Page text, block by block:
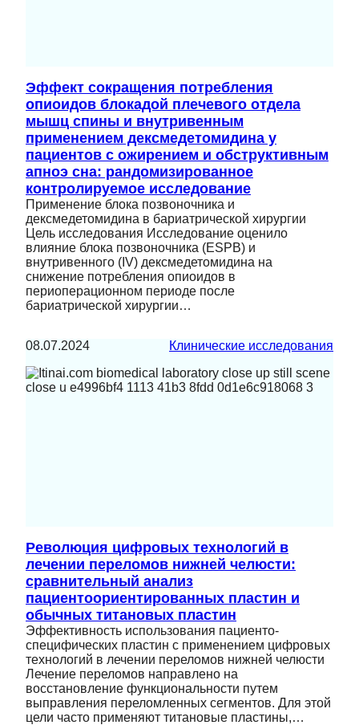
Эффект сокращения потребления
опиоидов блокадой плечевого отдела
мышц спины и внутривенным
применением дексмедетомидина у
пациентов с ожирением и обструктивным
апноэ сна: рандомизированное
контролируемое исследование
Применение блока позвоночника и
дексмедетомидина в бариатрической хирургии
Цель исследования Исследование оценило
влияние блока позвоночника (ESPB) и
внутривенного (IV) дексмедетомидина на
снижение потребления опиоидов в
периоперационном периоде после
бариатрической хирургии…
08.07.2024 Клинические исследования
Революция цифровых технологий в
лечении переломов нижней челюсти:
сравнительный анализ
пациентоориентированных пластин и
обычных титановых пластин
Эффективность использования пациенто-
специфических пластин с применением цифровых
технологий в лечении переломов нижней челюсти
Лечение переломов направлено на
восстановление функциональности путем
выправления переломленных сегментов. Для этой
цели часто применяют титановые пластины,…